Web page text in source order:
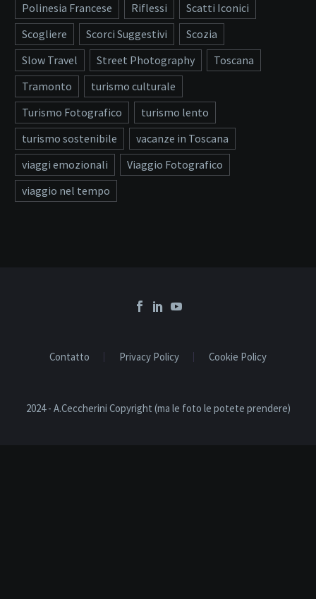
Polinesia Francese
Riflessi
Scatti Iconici
Scogliere
Scorci Suggestivi
Scozia
Slow Travel
Street Photography
Toscana
Tramonto
turismo culturale
Turismo Fotografico
turismo lento
turismo sostenibile
vacanze in Toscana
viaggi emozionali
Viaggio Fotografico
viaggio nel tempo
Contatto Privacy Policy Cookie Policy
2024 - A.Ceccherini Copyright (ma le foto le potete prendere)